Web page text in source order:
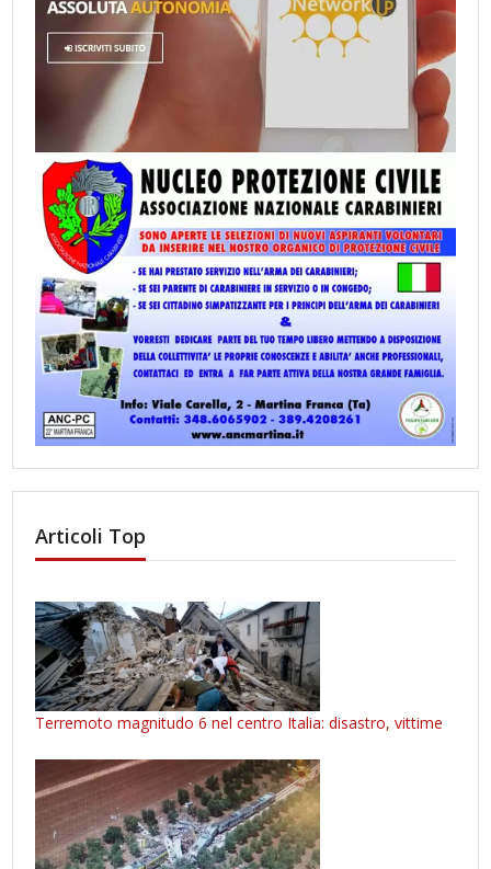
Articoli Top
Terremoto magnitudo 6 nel centro Italia: disastro, vittime